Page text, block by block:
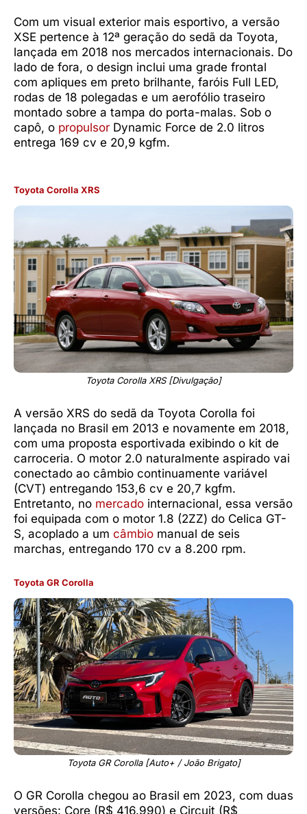
Com um visual exterior mais esportivo, a versão
XSE pertence à 12ª geração do sedã da Toyota,
lançada em 2018 nos mercados internacionais. Do
lado de fora, o design inclui uma grade frontal
com apliques em preto brilhante, faróis Full LED,
rodas de 18 polegadas e um aerofólio traseiro
montado sobre a tampa do porta-malas. Sob o
capô, o propulsor Dynamic Force de 2.0 litros
entrega 169 cv e 20,9 kgfm.
Toyota Corolla XRS
Toyota Corolla XRS [Divulgação]
A versão XRS do sedã da Toyota Corolla foi
lançada no Brasil em 2013 e novamente em 2018,
com uma proposta esportivada exibindo o kit de
carroceria. O motor 2.0 naturalmente aspirado vai
conectado ao câmbio continuamente variável
(CVT) entregando 153,6 cv e 20,7 kgfm.
Entretanto, no mercado internacional, essa versão
foi equipada com o motor 1.8 (2ZZ) do Celica GT-
S, acoplado a um câmbio manual de seis
marchas, entregando 170 cv a 8.200 rpm.
Toyota GR Corolla
Toyota GR Corolla [Auto+ / João Brigato]
O GR Corolla chegou ao Brasil em 2023, com duas
versões: Core (R$ 416.990) e Circuit (R$